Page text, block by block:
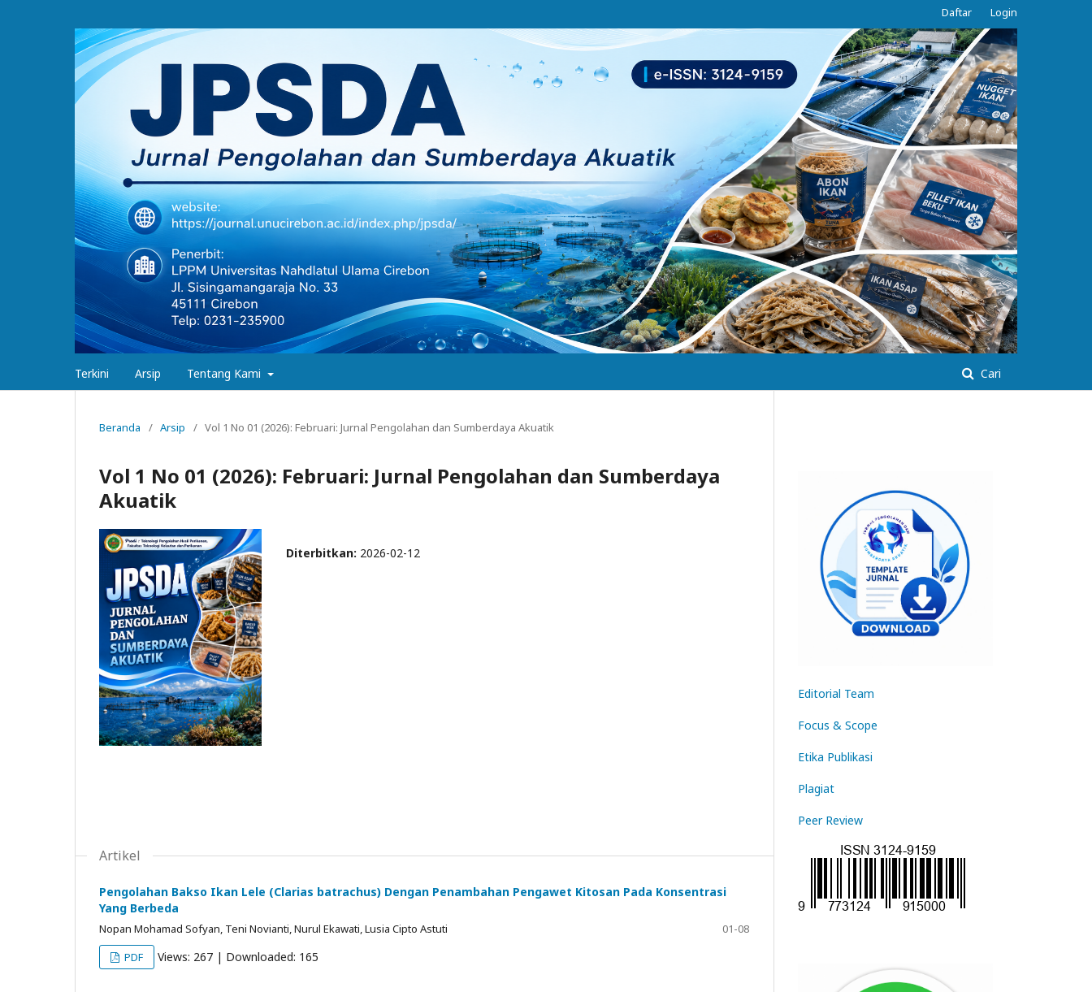
Terkini Arsip Tentang Kami Cari
Daftar Login
Beranda / Arsip / Vol 1 No 01 (2026): Februari: Jurnal Pengolahan dan Sumberdaya Akuatik
Vol 1 No 01 (2026): Februari: Jurnal Pengolahan dan Sumberdaya
Akuatik
Diterbitkan: 2026-02-12
Artikel
Pengolahan Bakso Ikan Lele (Clarias batrachus) Dengan Penambahan Pengawet Kitosan Pada Konsentrasi
Yang Berbeda
Nopan Mohamad Sofyan, Teni Novianti, Nurul Ekawati, Lusia Cipto Astuti
01-08
PDF
Views: 267 | Downloaded: 165
Editorial Team
Focus & Scope
Etika Publikasi
Plagiat
Peer Review